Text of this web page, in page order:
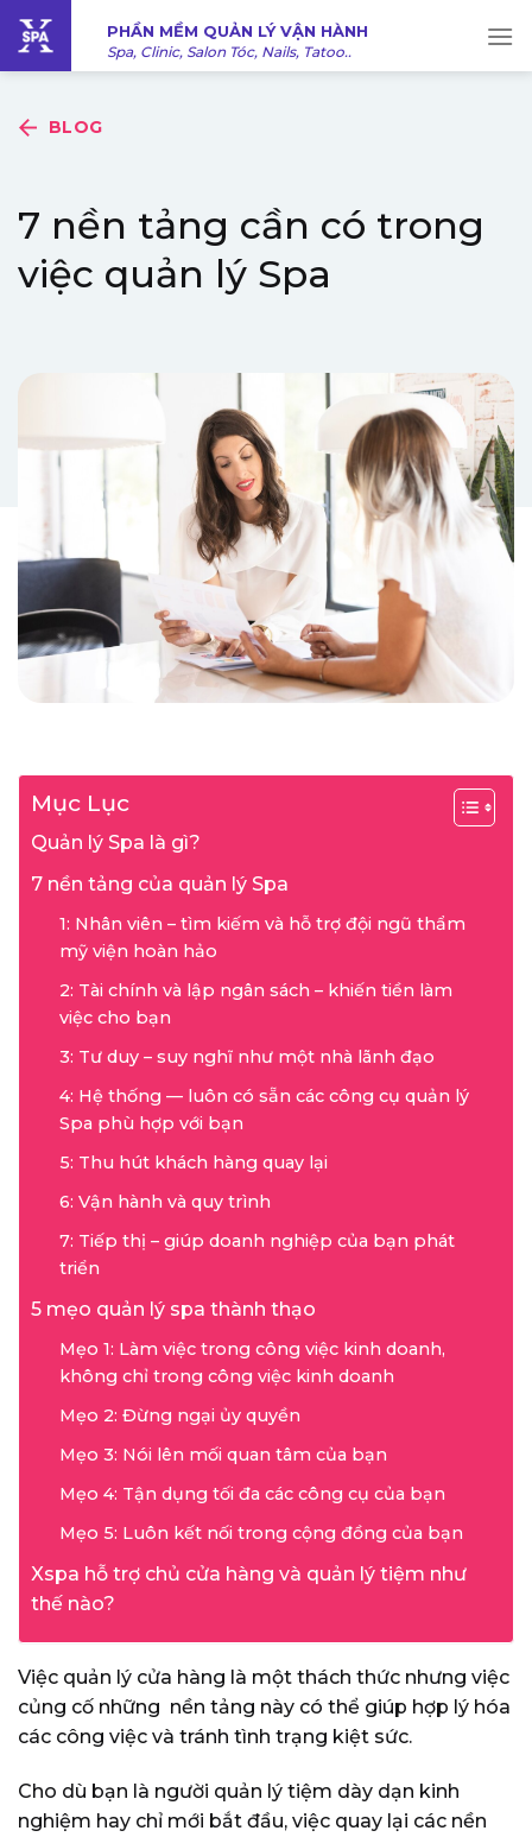
Bỏ
qua
nội
PHẦN MỀM QUẢN LÝ VẬN HÀNH
Spa, Clinic, Salon Tóc, Nails, Tatoo..
BLOG
7 nền tảng cần có trong
việc quản lý Spa
Mục Lục
Quản lý Spa là gì?
7 nền tảng của quản lý Spa
1: Nhân viên – tìm kiếm và hỗ trợ đội ngũ thẩm
mỹ viện hoàn hảo
2: Tài chính và lập ngân sách – khiến tiền làm
việc cho bạn
3: Tư duy – suy nghĩ như một nhà lãnh đạo
4: Hệ thống — luôn có sẵn các công cụ quản lý
Spa phù hợp với bạn
5: Thu hút khách hàng quay lại
6: Vận hành và quy trình
7: Tiếp thị – giúp doanh nghiệp của bạn phát
triển
5 mẹo quản lý spa thành thạo
Mẹo 1: Làm việc trong công việc kinh doanh,
không chỉ trong công việc kinh doanh
Mẹo 2: Đừng ngại ủy quyền
Mẹo 3: Nói lên mối quan tâm của bạn
Mẹo 4: Tận dụng tối đa các công cụ của bạn
Mẹo 5: Luôn kết nối trong cộng đồng của bạn
Xspa hỗ trợ chủ cửa hàng và quản lý tiệm như
thế nào?
Việc quản lý cửa hàng là một thách thức nhưng việc
củng cố những nền tảng này có thể giúp hợp lý hóa
các công việc và tránh tình trạng kiệt sức.
Cho dù bạn là người quản lý tiệm dày dạn kinh
nghiệm hay chỉ mới bắt đầu, việc quay lại các nền